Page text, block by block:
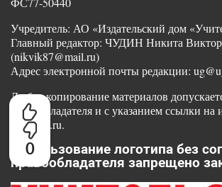
0
Учредитель: АО «Издательский дом
Главный редактор: ЧУДИН Никита
(nikvik87@mail.ru)
Адрес электронной почты редакции:
Любое копирование материалов
правообладателя и с указанием ссылки на
www.ug.ru.
Использование логотипа без
правообладателя запрещено